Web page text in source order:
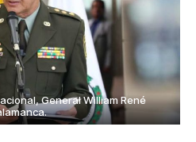
General William René